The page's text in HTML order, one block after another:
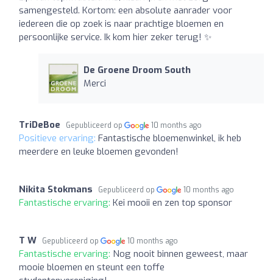
samengesteld. Kortom: een absolute aanrader voor
iedereen die op zoek is naar prachtige bloemen en
persoonlijke service. Ik kom hier zeker terug! ✨
De Groene Droom South
Merci
TriDeBoe Gepubliceerd op 10 months ago
Positieve ervaring: Fantastische bloemenwinkel, ik heb
meerdere en leuke bloemen gevonden!
Nikita Stokmans Gepubliceerd op 10 months ago
Fantastische ervaring: Kei mooii en zen top sponsor
T W Gepubliceerd op 10 months ago
Fantastische ervaring: Nog nooit binnen geweest, maar
mooie bloemen en steunt een toffe